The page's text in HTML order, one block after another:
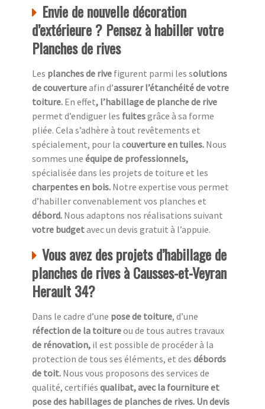
Envie de nouvelle décoration
d’extérieure ? Pensez à habiller votre
Planches de rives
Les planches de rive figurent parmi les solutions
de couvertureafin d’assurer l’étanchéité de votre
toiture. En effet, l’habillage de planche de rive
permet d’endiguer les fuitesgrâce à sa forme
pliée. Cela s’adhère à tout revêtements et
spécialement, pour la couverture en tuiles. Nous
sommes une équipe de professionnels,
spécialisée dans les projets de toiture et les
charpentes en bois. Notre expertise vous permet
d’habiller convenablement vos planches et
débord. Nous adaptons nos réalisations suivant
votre budgetavec un devis gratuit à l’appuie.
Vous avez des projets d’habillage de
planches de rives à Causses-et-Veyran
Herault 34?
Dans le cadre d’une pose de toiture, d’une
réfection de la toitureou de tous autres travaux
de rénovation, il est possible de procéder à la
protection de tous ses éléments, et des débords
de toit. Nous vous proposons des services de
qualité, certifiés qualibat, avec la fourniture et
pose des habillages de planches de rives. Un devis